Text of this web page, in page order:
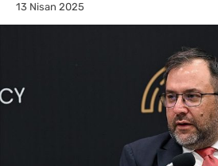
13 Nisan 2025